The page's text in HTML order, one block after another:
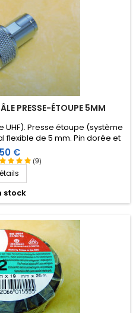
PRESSE-ÉTOUPE 5MM
(9)
UHF). Presse étoupe (système
flexible de 5 mm. Pin dorée et
Téflon.
€
stock